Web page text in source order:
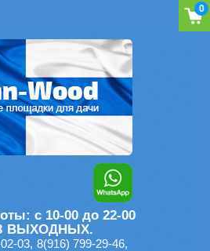
0
с 10-00 до 22-00
ВЫХОДНЫХ.
03, 8(916) 799-29-46,